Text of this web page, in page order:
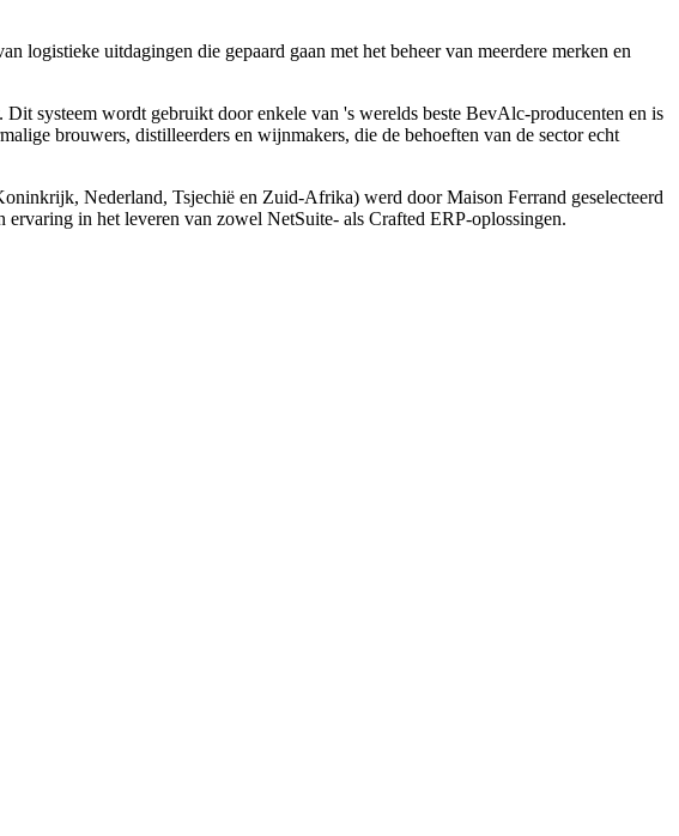
logistieke uitdagingen die gepaard gaan met het beheer van meerdere merken en
systeem wordt gebruikt door enkele van 's werelds beste BevAlc-producenten en is
brouwers, distilleerders en wijnmakers, die de behoeften van de sector echt
Nederland, Tsjechië en Zuid-Afrika) werd door Maison Ferrand geselecteerd
in het leveren van zowel NetSuite- als Crafted ERP-oplossingen.